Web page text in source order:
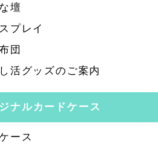
壇
プレイ
団
活グッズのご案内
ナルカードケース
ース